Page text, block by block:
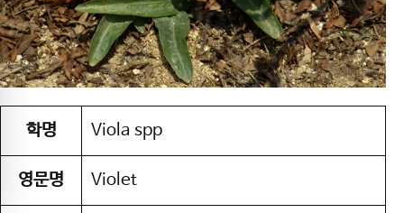
학명 Viola spp
영문명 Violet